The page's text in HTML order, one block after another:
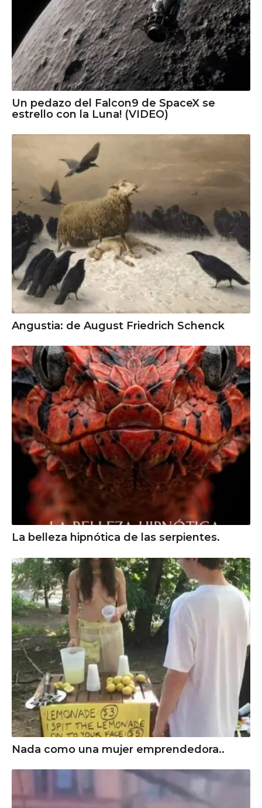
Un pedazo del Falcon9 de SpaceX se
estrello con la Luna! (VIDEO)
Angustia: de August Friedrich Schenck
La belleza hipnótica de las serpientes.
Nada como una mujer emprendedora..